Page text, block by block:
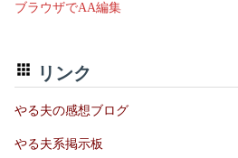
ブラウザでAA編集
リンク
やる夫の感想ブログ
やる夫系掲示板